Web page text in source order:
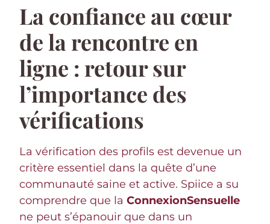
La confiance au cœur
de la rencontre en
ligne : retour sur
l’importance des
vérifications
La vérification des profils est devenue un
critère essentiel dans la quête d’une
communauté saine et active. Spiice a su
comprendre que la ConnexionSensuelle
ne peut s’épanouir que dans un